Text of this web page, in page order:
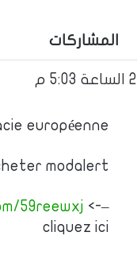
المشاركات
européenne
modalert
59reewxj <-–
cliquez ici